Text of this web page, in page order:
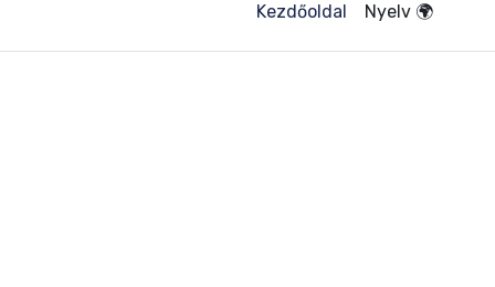
Kezdőoldal Nyelv 🌍